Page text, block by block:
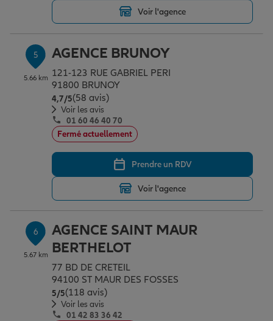
Voir l'agence
5
5.66 km
AGENCE BRUNOY
121-123 RUE GABRIEL PERI
91800 BRUNOY
4,7/5Note de 4.7 sur 5
(58 avis)
Voir les avis
01 60 46 40 70
Fermé actuellement
Prendre un RDV
Voir l'agence
6
5.67 km
AGENCE SAINT MAUR
BERTHELOT
77 BD DE CRETEIL
94100 ST MAUR DES FOSSES
5/5Note de 5 sur 5
(118 avis)
Voir les avis
01 42 83 36 42